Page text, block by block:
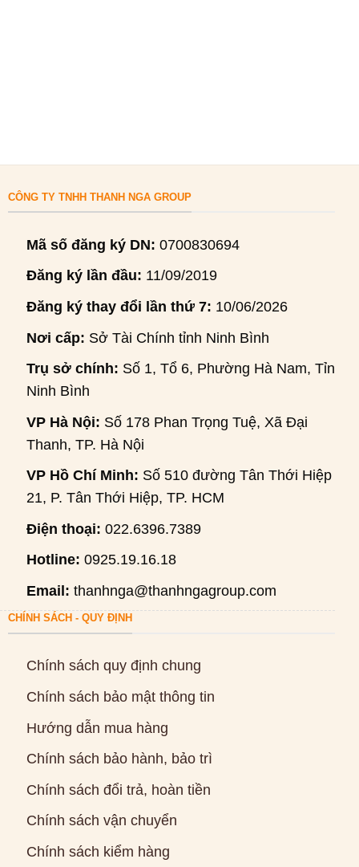
CÔNG TY TNHH THANH NGA GROUP
Mã số đăng ký DN: 0700830694
Đăng ký lần đầu: 11/09/2019
Đăng ký thay đổi lần thứ 7: 10/06/2026
Nơi cấp: Sở Tài Chính tỉnh Ninh Bình
Trụ sở chính: Số 1, Tổ 6, Phường Hà Nam, Tỉnh
Ninh Bình
VP Hà Nội: Số 178 Phan Trọng Tuệ, Xã Đại
Thanh, TP. Hà Nội
VP Hồ Chí Minh: Số 510 đường Tân Thới Hiệp
21, P. Tân Thới Hiệp, TP. HCM
Điện thoại: 022.6396.7389
Hotline: 0925.19.16.18
Email: thanhnga@thanhngagroup.com
CHÍNH SÁCH - QUY ĐỊNH
Chính sách quy định chung
Chính sách bảo mật thông tin
Hướng dẫn mua hàng
Chính sách bảo hành, bảo trì
Chính sách đổi trả, hoàn tiền
Chính sách vận chuyển
Chính sách kiểm hàng